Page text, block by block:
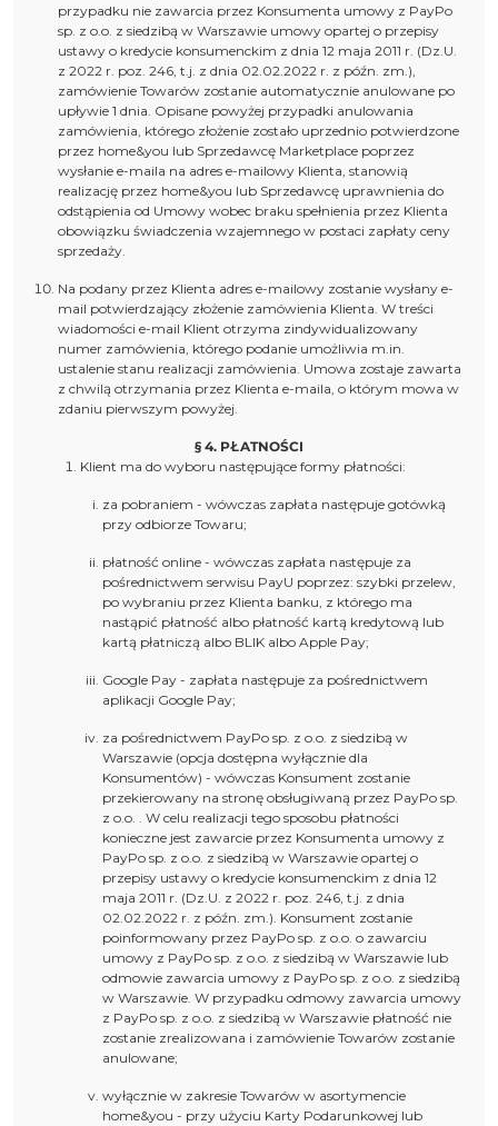
przypadku nie zawarcia przez Konsumenta umowy z PayPo
sp. z o.o. z siedzibą w Warszawie umowy opartej o przepisy
ustawy o kredycie konsumenckim z dnia 12 maja 2011 r. (Dz.U.
z 2022 r. poz. 246, t.j. z dnia 02.02.2022 r. z późn. zm.),
zamówienie Towarów zostanie automatycznie anulowane po
upływie 1 dnia. Opisane powyżej przypadki anulowania
zamówienia, którego złożenie zostało uprzednio potwierdzone
przez home&you lub Sprzedawcę Marketplace poprzez
wysłanie e-maila na adres e-mailowy Klienta, stanowią
realizację przez home&you lub Sprzedawcę uprawnienia do
odstąpienia od Umowy wobec braku spełnienia przez Klienta
obowiązku świadczenia wzajemnego w postaci zapłaty ceny
sprzedaży.
Na podany przez Klienta adres e-mailowy zostanie wysłany e-
mail potwierdzający złożenie zamówienia Klienta. W treści
wiadomości e-mail Klient otrzyma zindywidualizowany
numer zamówienia, którego podanie umożliwia m.in.
ustalenie stanu realizacji zamówienia. Umowa zostaje zawarta
z chwilą otrzymania przez Klienta e-maila, o którym mowa w
zdaniu pierwszym powyżej.
§ 4. PŁATNOŚCI
Klient ma do wyboru następujące formy płatności:
za pobraniem - wówczas zapłata następuje gotówką
przy odbiorze Towaru;
płatność online - wówczas zapłata następuje za
pośrednictwem serwisu PayU poprzez: szybki przelew,
po wybraniu przez Klienta banku, z którego ma
nastąpić płatność albo płatność kartą kredytową lub
kartą płatniczą albo BLIK albo Apple Pay;
Google Pay - zapłata następuje za pośrednictwem
aplikacji Google Pay;
za pośrednictwem PayPo sp. z o.o. z siedzibą w
Warszawie (opcja dostępna wyłącznie dla
Konsumentów) - wówczas Konsument zostanie
przekierowany na stronę obsługiwaną przez PayPo sp.
z o.o. . W celu realizacji tego sposobu płatności
konieczne jest zawarcie przez Konsumenta umowy z
PayPo sp. z o.o. z siedzibą w Warszawie opartej o
przepisy ustawy o kredycie konsumenckim z dnia 12
maja 2011 r. (Dz.U. z 2022 r. poz. 246, t.j. z dnia
02.02.2022 r. z późn. zm.). Konsument zostanie
poinformowany przez PayPo sp. z o.o. o zawarciu
umowy z PayPo sp. z o.o. z siedzibą w Warszawie lub
odmowie zawarcia umowy z PayPo sp. z o.o. z siedzibą
w Warszawie. W przypadku odmowy zawarcia umowy
z PayPo sp. z o.o. z siedzibą w Warszawie płatność nie
zostanie zrealizowana i zamówienie Towarów zostanie
anulowane;
wyłącznie w zakresie Towarów w asortymencie
home&you - przy użyciu Karty Podarunkowej lub